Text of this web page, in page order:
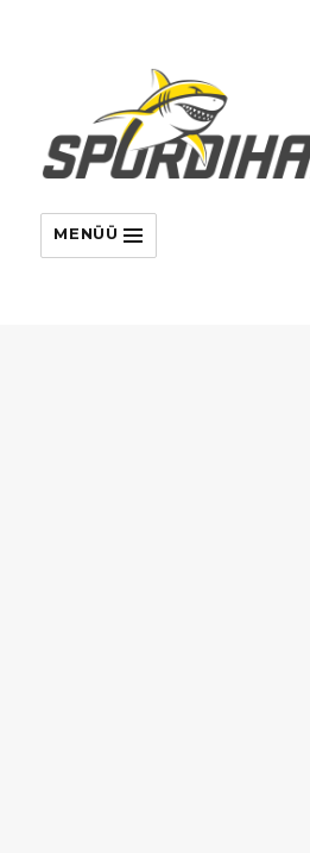
MENÜÜ